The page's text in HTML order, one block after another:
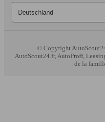
© Copyright
AutoScout24.fr, AutoProff,
de la